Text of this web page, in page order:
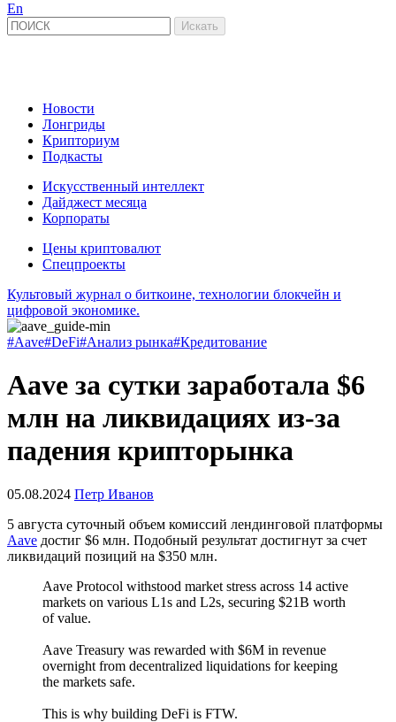
En
Новости
Лонгриды
Крипториум
Подкасты
Искусственный интеллект
Дайджест месяца
Корпораты
Цены криптовалют
Спецпроекты
Культовый журнал о биткоине, технологии блокчейн и
цифровой экономике.
#Aave#DeFi#Анализ рынка#Кредитование
Aave за сутки заработала $6
млн на ликвидациях из-за
падения крипторынка
05.08.2024 Петр Иванов
5 августа суточный объем комиссий лендинговой платформы
Aave достиг $6 млн. Подобный результат достигнут за счет
ликвидаций позиций на $350 млн.
Aave Protocol withstood market stress across 14 active
markets on various L1s and L2s, securing $21B worth
of value.
Aave Treasury was rewarded with $6M in revenue
overnight from decentralized liquidations for keeping
the markets safe.
This is why building DeFi is FTW.